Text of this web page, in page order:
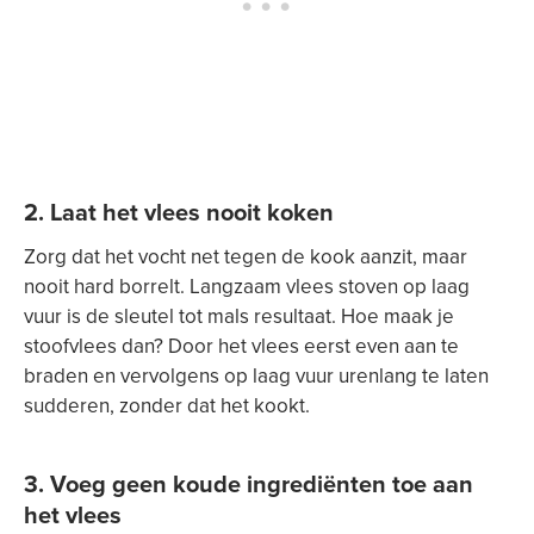
2. Laat het vlees nooit koken
Zorg dat het vocht net tegen de kook aanzit, maar
nooit hard borrelt. Langzaam vlees stoven op laag
vuur is de sleutel tot mals resultaat. Hoe maak je
stoofvlees dan? Door het vlees eerst even aan te
braden en vervolgens op laag vuur urenlang te laten
sudderen, zonder dat het kookt.
3. Voeg geen koude ingrediënten toe aan
het vlees